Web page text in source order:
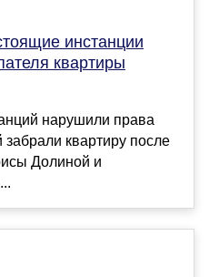
инстанции
квартиры
нарушили права
квартиру после
Долиной и